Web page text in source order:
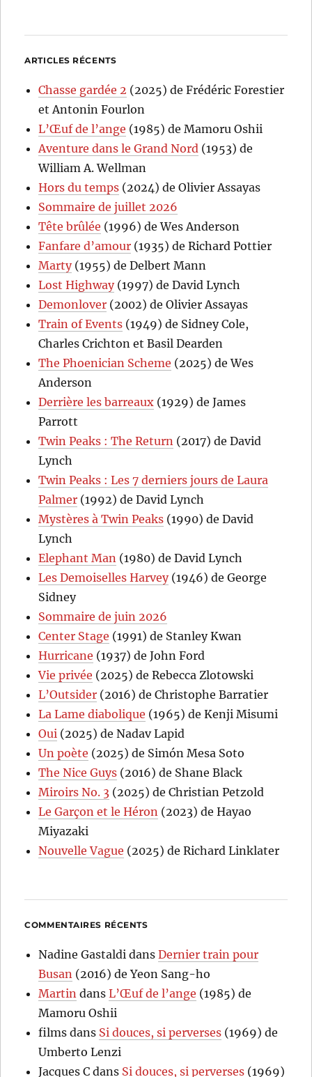
ARTICLES RÉCENTS
Chasse gardée 2 (2025) de Frédéric Forestier
et Antonin Fourlon
L’Œuf de l’ange (1985) de Mamoru Oshii
Aventure dans le Grand Nord (1953) de
William A. Wellman
Hors du temps (2024) de Olivier Assayas
Sommaire de juillet 2026
Tête brûlée (1996) de Wes Anderson
Fanfare d’amour (1935) de Richard Pottier
Marty(1955) de Delbert Mann
Lost Highway(1997) de David Lynch
Demonlover (2002) de Olivier Assayas
Train of Events (1949) de Sidney Cole,
Charles Crichton et Basil Dearden
The Phoenician Scheme (2025) de Wes
Anderson
Derrière les barreaux (1929) de James
Parrott
Twin Peaks : The Return (2017) de David
Lynch
Twin Peaks : Les 7 derniers jours de Laura
Palmer (1992) de David Lynch
Mystères à Twin Peaks (1990) de David
Lynch
Elephant Man (1980) de David Lynch
Les Demoiselles Harvey(1946) de George
Sidney
Sommaire de juin 2026
Center Stage (1991) de Stanley Kwan
Hurricane (1937) de John Ford
Vie privée (2025) de Rebecca Zlotowski
L’Outsider (2016) de Christophe Barratier
La Lame diabolique (1965) de Kenji Misumi
Oui (2025) de Nadav Lapid
Un poète (2025) de Simón Mesa Soto
The Nice Guys (2016) de Shane Black
Miroirs No. 3 (2025) de Christian Petzold
Le Garçon et le Héron (2023) de Hayao
Miyazaki
Nouvelle Vague (2025) de Richard Linklater
COMMENTAIRES RÉCENTS
Nadine Gastaldi dansDernier train pour
Busan (2016) de Yeon Sang-ho
Martin dansL’Œuf de l’ange (1985) de
Mamoru Oshii
films dans Si douces, si perverses (1969) de
Umberto Lenzi
Jacques C dans Si douces, si perverses (1969)